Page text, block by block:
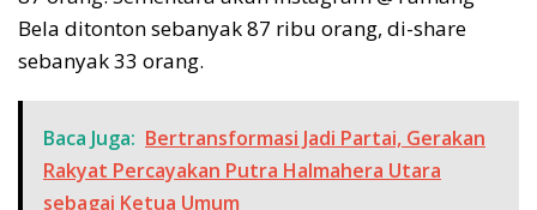
Bela ditonton sebanyak 87 ribu orang, di-share
sebanyak 33 orang.
Baca Juga: Bertransformasi Jadi Partai, Gerakan
Rakyat Percayakan Putra Halmahera Utara
sebagai Ketua Umum